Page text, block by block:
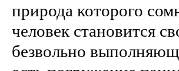
природа которого
человек становится
безвольно